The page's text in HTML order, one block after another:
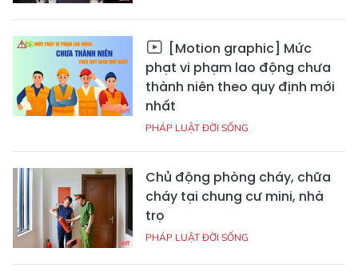
[Motion graphic] Mức
phạt vi phạm lao động chưa
thành niên theo quy định mới
nhất
PHÁP LUẬT ĐỜI SỐNG
Chủ động phòng cháy, chữa
cháy tại chung cư mini, nhà
trọ
PHÁP LUẬT ĐỜI SỐNG